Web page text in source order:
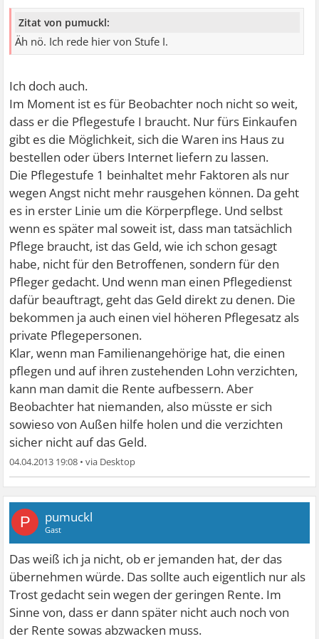
Zitat von pumuckl:
Äh nö. Ich rede hier von Stufe I.
Ich doch auch.
Im Moment ist es für Beobachter noch nicht so weit,
dass er die Pflegestufe I braucht. Nur fürs Einkaufen
gibt es die Möglichkeit, sich die Waren ins Haus zu
bestellen oder übers Internet liefern zu lassen.
Die Pflegestufe 1 beinhaltet mehr Faktoren als nur
wegen Angst nicht mehr rausgehen können. Da geht
es in erster Linie um die Körperpflege. Und selbst
wenn es später mal soweit ist, dass man tatsächlich
Pflege braucht, ist das Geld, wie ich schon gesagt
habe, nicht für den Betroffenen, sondern für den
Pfleger gedacht. Und wenn man einen Pflegedienst
dafür beauftragt, geht das Geld direkt zu denen. Die
bekommen ja auch einen viel höheren Pflegesatz als
private Pflegepersonen.
Klar, wenn man Familienangehörige hat, die einen
pflegen und auf ihren zustehenden Lohn verzichten,
kann man damit die Rente aufbessern. Aber
Beobachter hat niemanden, also müsste er sich
sowieso von Außen hilfe holen und die verzichten
sicher nicht auf das Geld.
04.04.2013 19:08 •
P pumuckl
Gast
Das weiß ich ja nicht, ob er jemanden hat, der das
übernehmen würde. Das sollte auch eigentlich nur als
Trost gedacht sein wegen der geringen Rente. Im
Sinne von, dass er dann später nicht auch noch von
der Rente sowas abzwacken muss.